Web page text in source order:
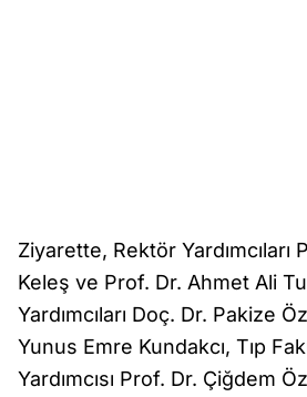
Ziyarette, Rektör Yardımcıları
Keleş ve Prof. Dr. Ahmet Ali
Yardımcıları Doç. Dr. Pakize
Yunus Emre Kundakcı, Tıp
Yardımcısı Prof. Dr. Çiğdem